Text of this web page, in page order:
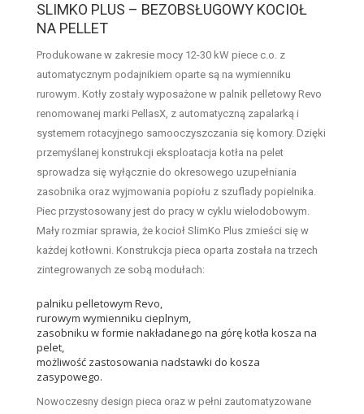
SLIMKO PLUS – BEZOBSŁUGOWY KOCIOŁ
NA PELLET
Produkowane w zakresie mocy 12-30 kW piece c.o. z
automatycznym podajnikiem oparte są na wymienniku
rurowym. Kotły zostały wyposażone w palnik pelletowy Revo
renomowanej marki PellasX, z automatyczną zapalarką i
systemem rotacyjnego samooczyszczania się komory. Dzięki
przemyślanej konstrukcji eksploatacja kotła na pelet
sprowadza się wyłącznie do okresowego uzupełniania
zasobnika oraz wyjmowania popiołu z szuflady popielnika.
Piec przystosowany jest do pracy w cyklu wielodobowym.
Mały rozmiar sprawia, że kocioł SlimKo Plus zmieści się w
każdej kotłowni. Konstrukcja pieca oparta została na trzech
zintegrowanych ze sobą modułach:
palniku pelletowym Revo,
rurowym wymienniku cieplnym,
zasobniku w formie nakładanego na górę kotła kosza na
pelet,
możliwość zastosowania nadstawki do kosza
zasypowego.
Nowoczesny design pieca oraz w pełni zautomatyzowane